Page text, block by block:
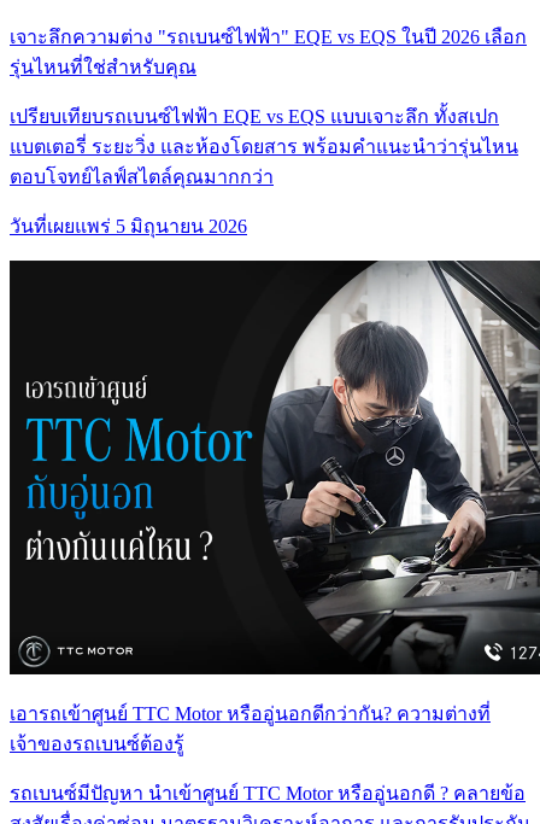
เจาะลึกความต่าง "รถเบนซ์ไฟฟ้า" EQE vs EQS ในปี 2026 เลือก
รุ่นไหนที่ใช่สำหรับคุณ
เปรียบเทียบรถเบนซ์ไฟฟ้า EQE vs EQS แบบเจาะลึก ทั้งสเปก
แบตเตอรี่ ระยะวิ่ง และห้องโดยสาร พร้อมคำแนะนำว่ารุ่นไหน
ตอบโจทย์ไลฟ์สไตล์คุณมากกว่า
วันที่เผยแพร่ 5 มิถุนายน 2026
เอารถเข้าศูนย์ TTC Motor หรืออู่นอกดีกว่ากัน? ความต่างที่
เจ้าของรถเบนซ์ต้องรู้
รถเบนซ์มีปัญหา นำเข้าศูนย์ TTC Motor หรืออู่นอกดี ? คลายข้อ